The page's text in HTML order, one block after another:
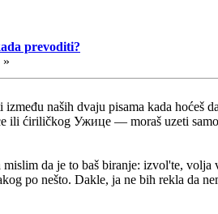
prevoditi?
»
naših dvaju pisama kada
ili ćiriličkog Ужице — moraš uzeti
da je to baš biranje: izvol'te,
po nešto. Dakle, ja ne bih rekla da